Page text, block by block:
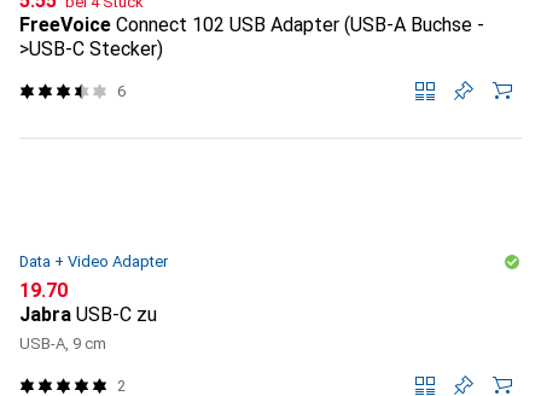
FreeVoice Connect 102 USB Adapter (USB-A Buchse -
>USB-C Stecker)
6
Data + Video Adapter
CHF
19.70
Jabra USB-C zu
USB-A, 9 cm
2